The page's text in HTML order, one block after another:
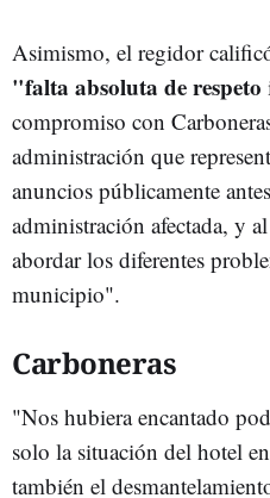
Asimismo, el regidor
"falta absoluta de respeto
compromiso con
administración que
anuncios públicamente
administración afectada, y
abordar los diferentes
municipio".
Carboneras
"Nos hubiera encantado
solo la situación del hotel
también el